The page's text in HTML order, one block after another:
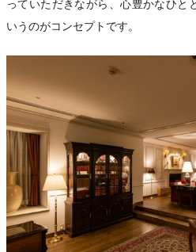
っていただきながら、心豊かなひと
いうのがコンセプトです。